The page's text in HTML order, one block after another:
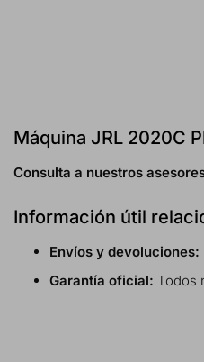
Máquina JRL 2020C
Consulta a nuestros
Información útil
Envíos y devoluciones:
Garantía oficial: Todos